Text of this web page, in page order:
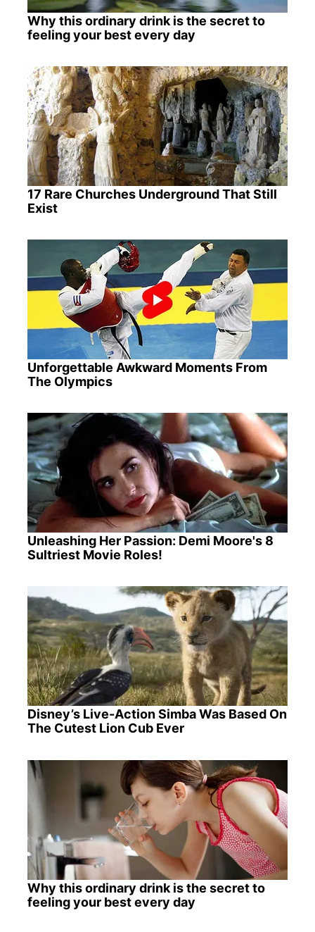
Why this ordinary drink is the secret to
feeling your best every day
17 Rare Churches Underground That Still
Exist
Unforgettable Awkward Moments From
The Olympics
Unleashing Her Passion: Demi Moore's 8
Sultriest Movie Roles!
Disney’s Live-Action Simba Was Based On
The Cutest Lion Cub Ever
Why this ordinary drink is the secret to
feeling your best every day